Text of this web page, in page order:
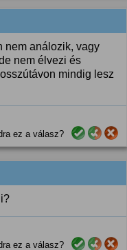
nem análozik, vagy
nem élvezi és
mindig lesz
ez a válasz?
ez a válasz?